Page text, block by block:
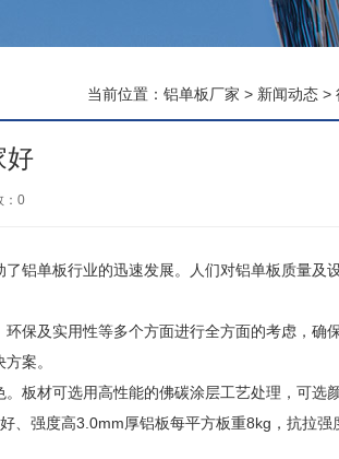
当前位置： 铝单板厂家 > 新闻动态 >
好
0
铝单板行业的迅速发展。人们对铝单板质量及
及实用性等多个方面进行全方面的考虑，确
案。
材可选用高性能的佛碳涂层工艺处理，可选颜
、强度高3.0mm厚铝板每平方板重8kg，抗拉强